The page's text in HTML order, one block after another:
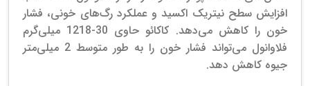
افزایش سطح نیتریک اکسید و عملکرد رگ‌های خونی، فشار
خون را کاهش می‌دهد. کاکائو حاوی 30-1218 میلی‌گرم
فلاوانول می‌تواند فشار خون را به طور متوسط ​​2 میلی‌متر
جیوه کاهش دهد.